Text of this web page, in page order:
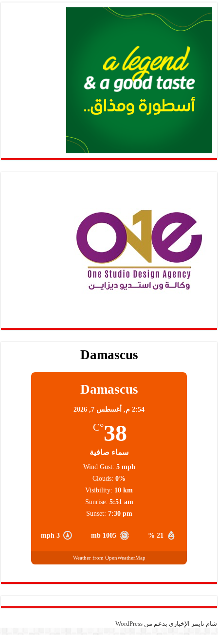
Damascus
Damascus
2:54 م, أغسطس 7, 2026
38
°C
سماء صافية
21 %
1005 mb
3 mph
Wind Gust: 5 mph
Clouds: 0%
Visibility: 10 km
Sunrise: 5:51 am
Sunset: 7:30 pm
Weather from OpenWeatherMap
شام تايمز الإخباري بدعم منWordPress